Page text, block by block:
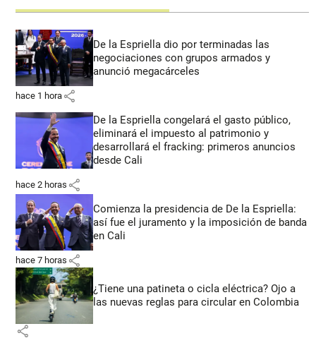
De la Espriella dio por terminadas las
negociaciones con grupos armados y
anunció megacárceles
hace 1 hora share
De la Espriella congelará el gasto público,
eliminará el impuesto al patrimonio y
desarrollará el fracking: primeros anuncios
desde Cali
hace 2 horas share
Comienza la presidencia de De la Espriella:
así fue el juramento y la imposición de banda
en Cali
hace 7 horas share
¿Tiene una patineta o cicla eléctrica? Ojo a
las nuevas reglas para circular en Colombia
share